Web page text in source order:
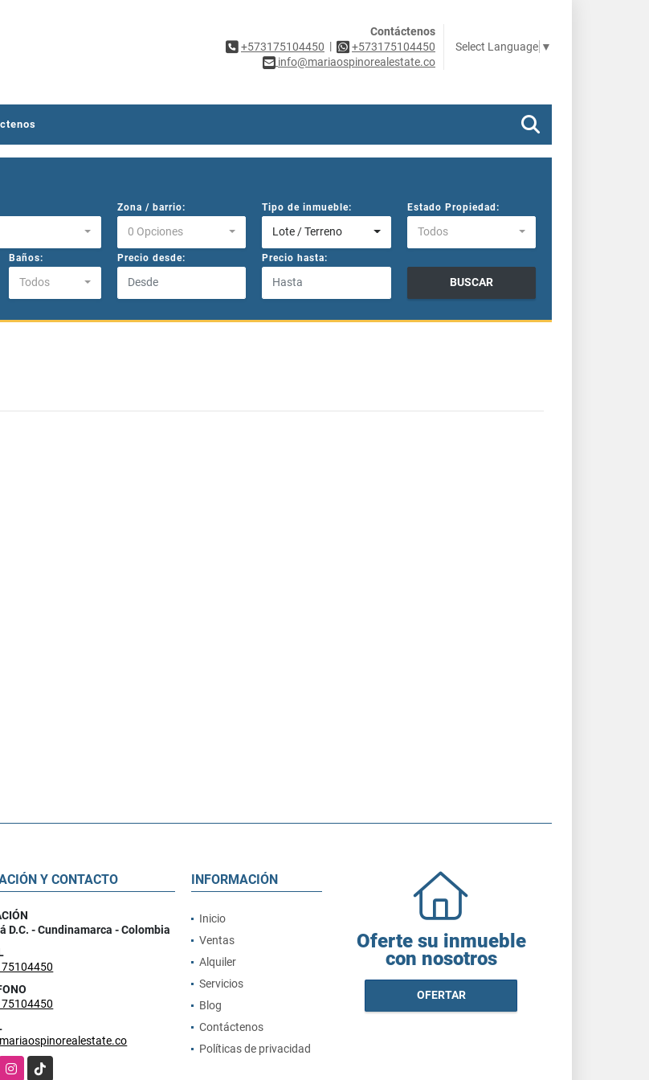
Contáctenos
+573175104450 |
+573175104450
info@mariaospinorealestate.co
Select Language ▼
Zona / barrio:
0 Opciones
Tipo de inmueble:
Lote / Terreno
Estado Propiedad:
Todos
Baños:
Todos
Precio desde: Precio hasta:
BUSCAR
Y CONTACTO
D.C. - Cundinamarca - Colombia
Instagram
TikTok
INFORMACIÓN
Inicio
Ventas
Alquiler
Servicios
Blog
Contáctenos
Políticas de privacidad
Oferte su inmueble
con nosotros
OFERTAR